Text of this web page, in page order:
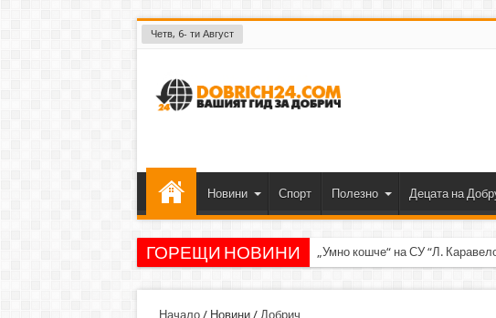
Четв, 6- ти Август
Новини Спорт Полезно Децата на
ГОРЕЩИ НОВИНИ „Умно кошче“ на СУ “Л.
Начало/ Новини/ Добрич